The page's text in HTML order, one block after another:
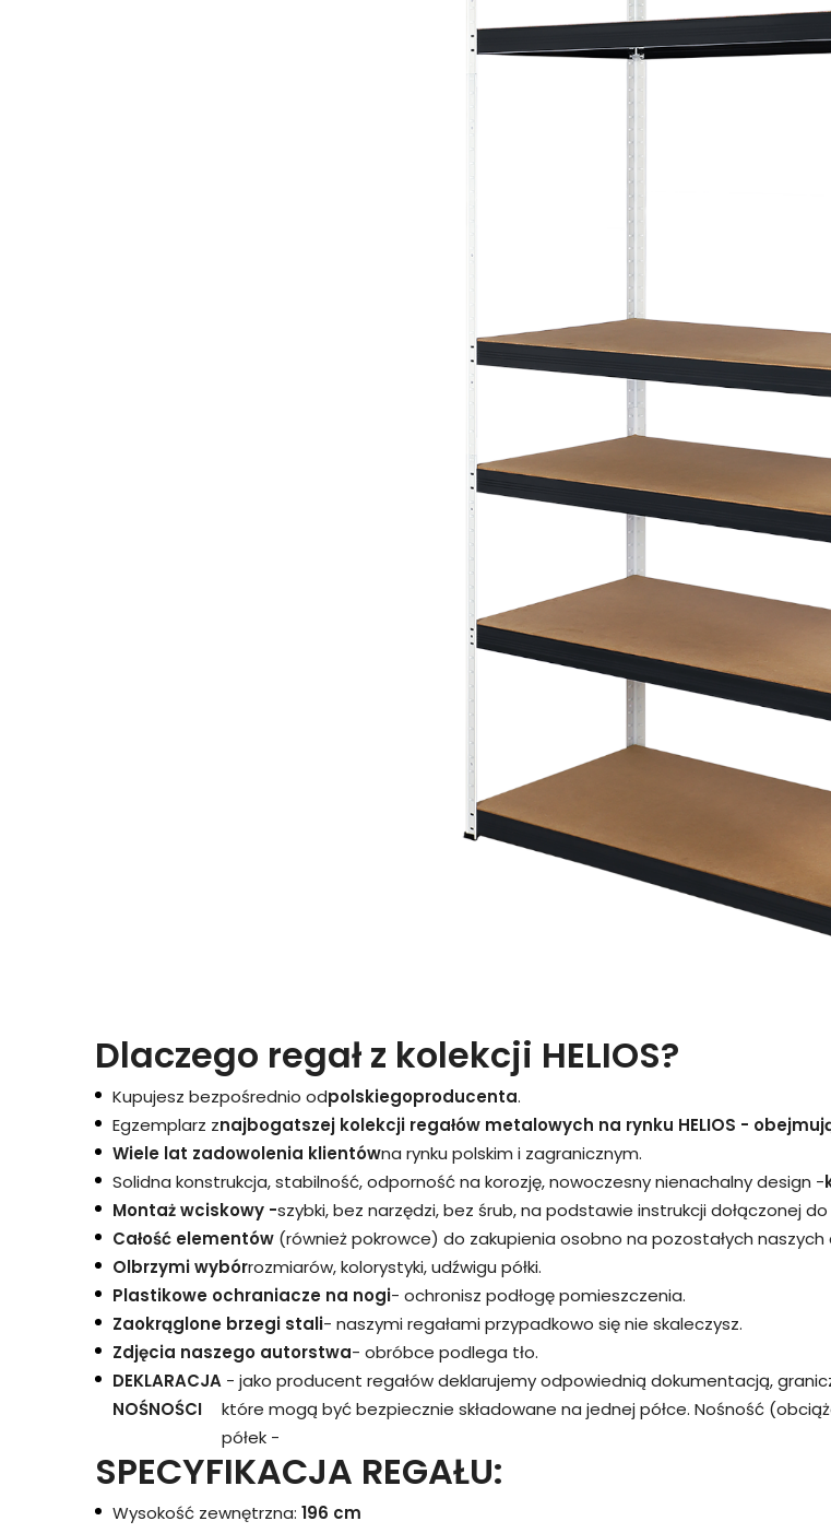
Dlaczego regał z kolekcji HELIOS?
Kupujesz bezpośrednio odpolskiegoproducenta.
Egzemplarz znajbogatszej kolekcji regałów metalowych na rynku HELIOS -
Wiele lat zadowolenia klientówna rynku polskim i zagranicznym.
Solidna konstrukcja, stabilność, odporność na korozję, nowoczesny nienachalny design -
Montaż wciskowy -szybki, bez narzędzi, bez śrub, na podstawie instrukcji dołączonej do
Całość elementów (również pokrowce) do zakupienia osobno na pozostałych naszych
Olbrzymi wybórrozmiarów, kolorystyki, udźwigu półki.
Plastikowe ochraniacze na nogi- ochronisz podłogę pomieszczenia.
Zaokrąglone brzegi stali- naszymi regałami przypadkowo się nie skaleczysz.
Zdjęcia naszego autorstwa- obróbce podlega tło.
DEKLARACJA
NOŚNOŚCI
- jako producent regałów deklarujemy odpowiednią dokumentacją,
które mogą być bezpiecznie składowane na jednej półce. Nośność
półek -
SPECYFIKACJA REGAŁU:
Wysokość zewnętrzna: 196 cm